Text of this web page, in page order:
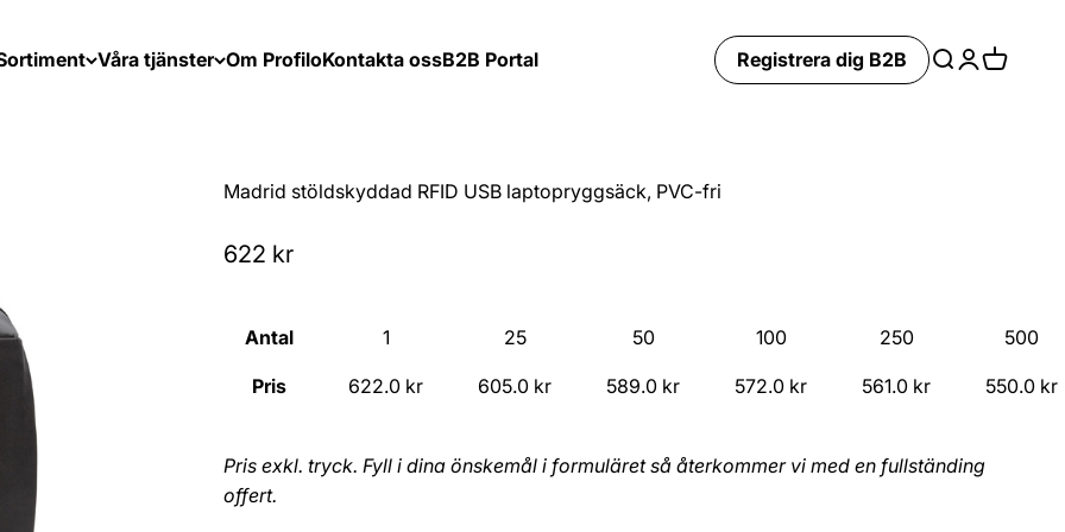
Våra tjänster Om ProfiloKontakta ossB2B Portal
Registrera dig B2B
Search
Login
Cart
Madrid stöldskyddad RFID USB laptopryggsäck, PVC-fri
Sale price
622 kr
Antal
Pris
1
622.0 kr
25
605.0 kr
50
589.0 kr
100
572.0 kr
250
561.0 kr
500
550.0 kr
Pris exkl. tryck. Fyll i dina önskemål i formuläret så återkommer vi med en fullständing
offert.